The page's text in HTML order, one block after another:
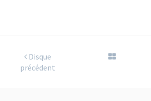
Disque
précédent